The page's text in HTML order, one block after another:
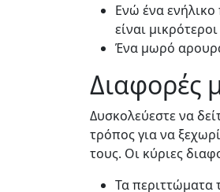
Ενώ ένα ενήλικο
είναι
Ένα μωρό
Διαφορές
Δυσκολεύεστε να
τρόπος για να
τους. Οι κύριες
Τα περιττώματα